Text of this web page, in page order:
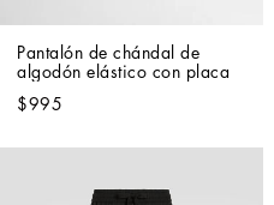
Pantalón de chándal de
algodón elástico con placa
$995